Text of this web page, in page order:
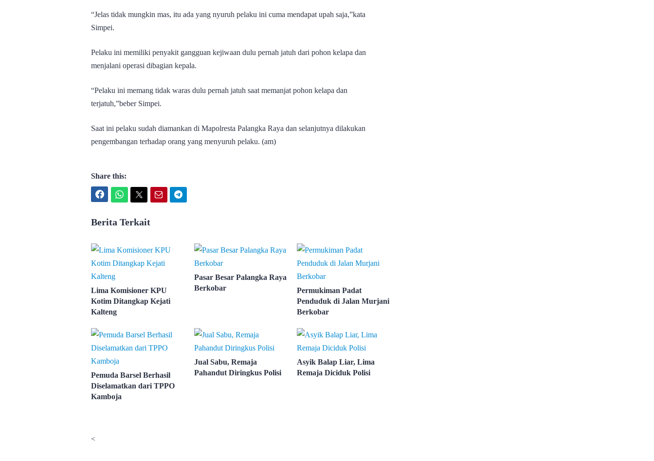
“Jelas tidak mungkin mas, itu ada yang nyuruh pelaku ini cuma mendapat upah saja,”kata
Simpei.
Pelaku ini memiliki penyakit gangguan kejiwaan dulu pernah jatuh dari pohon kelapa dan
menjalani operasi dibagian kepala.
“Pelaku ini memang tidak waras dulu pernah jatuh saat memanjat pohon kelapa dan
terjatuh,”beber Simpei.
Saat ini pelaku sudah diamankan di Mapolresta Palangka Raya dan selanjutnya dilakukan
pengembangan terhadap orang yang menyuruh pelaku. (am)
Share this:
Berita Terkait
Lima Komisioner KPU
Kotim Ditangkap Kejati
Kalteng
Pasar Besar Palangka Raya
Berkobar
Permukiman Padat
Penduduk di Jalan Murjani
Berkobar
Pemuda Barsel Berhasil
Diselamatkan dari TPPO
Kamboja
Jual Sabu, Remaja
Pahandut Diringkus Polisi
Asyik Balap Liar, Lima
Remaja Diciduk Polisi
<